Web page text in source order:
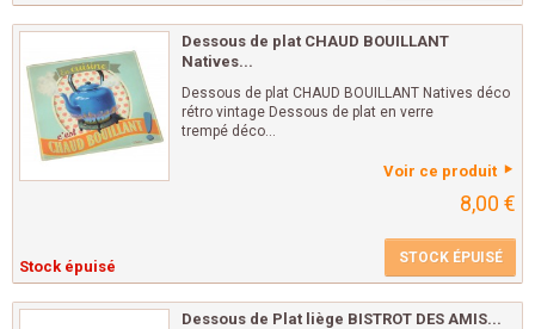
Dessous de plat CHAUD BOUILLANT
Natives...
Dessous de plat CHAUD BOUILLANT Natives déco
rétro vintage Dessous de plat en verre
trempé déco...
Voir ce produit
8,00 €
Stock épuisé STOCK ÉPUISÉ
Dessous de Plat liège BISTROT DES AMIS...